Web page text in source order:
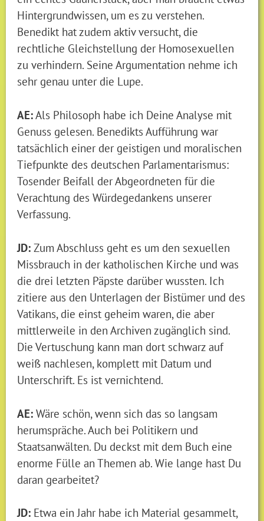
Hintergrundwissen, um es zu verstehen.
Benedikt hat zudem aktiv versucht, die
rechtliche Gleichstellung der Homosexuellen
zu verhindern. Seine Argumentation nehme ich
sehr genau unter die Lupe.
AE:Als Philosoph habe ich Deine Analyse mit
Genuss gelesen. Benedikts Aufführung war
tatsächlich einer der geistigen und moralischen
Tiefpunkte des deutschen Parlamentarismus:
Tosender Beifall der Abgeordneten für die
Verachtung des Würdegedankens unserer
Verfassung.
JD: Zum Abschluss geht es um den sexuellen
Missbrauch in der katholischen Kirche und was
die drei letzten Päpste darüber wussten. Ich
zitiere aus den Unterlagen der Bistümer und des
Vatikans, die einst geheim waren, die aber
mittlerweile in den Archiven zugänglich sind.
Die Vertuschung kann man dort schwarz auf
weiß nachlesen, komplett mit Datum und
Unterschrift. Es ist vernichtend.
AE: Wäre schön, wenn sich das so langsam
herumspräche. Auch bei Politikern und
Staatsanwälten. Du deckst mit dem Buch eine
enorme Fülle an Themen ab. Wie lange hast Du
daran gearbeitet?
JD: Etwa ein Jahr habe ich Material gesammelt,